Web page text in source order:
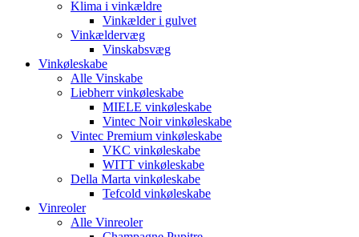
Klima i vinkældre
Vinkælder i gulvet
Vinkældervæg
Vinskabsvæg
Vinkøleskabe
Alle Vinskabe
Liebherr vinkøleskabe
MIELE vinkøleskabe
Vintec Noir vinkøleskabe
Vintec Premium vinkøleskabe
VKC vinkøleskabe
WITT vinkøleskabe
Della Marta vinkøleskabe
Tefcold vinkøleskabe
Vinreoler
Alle Vinreoler